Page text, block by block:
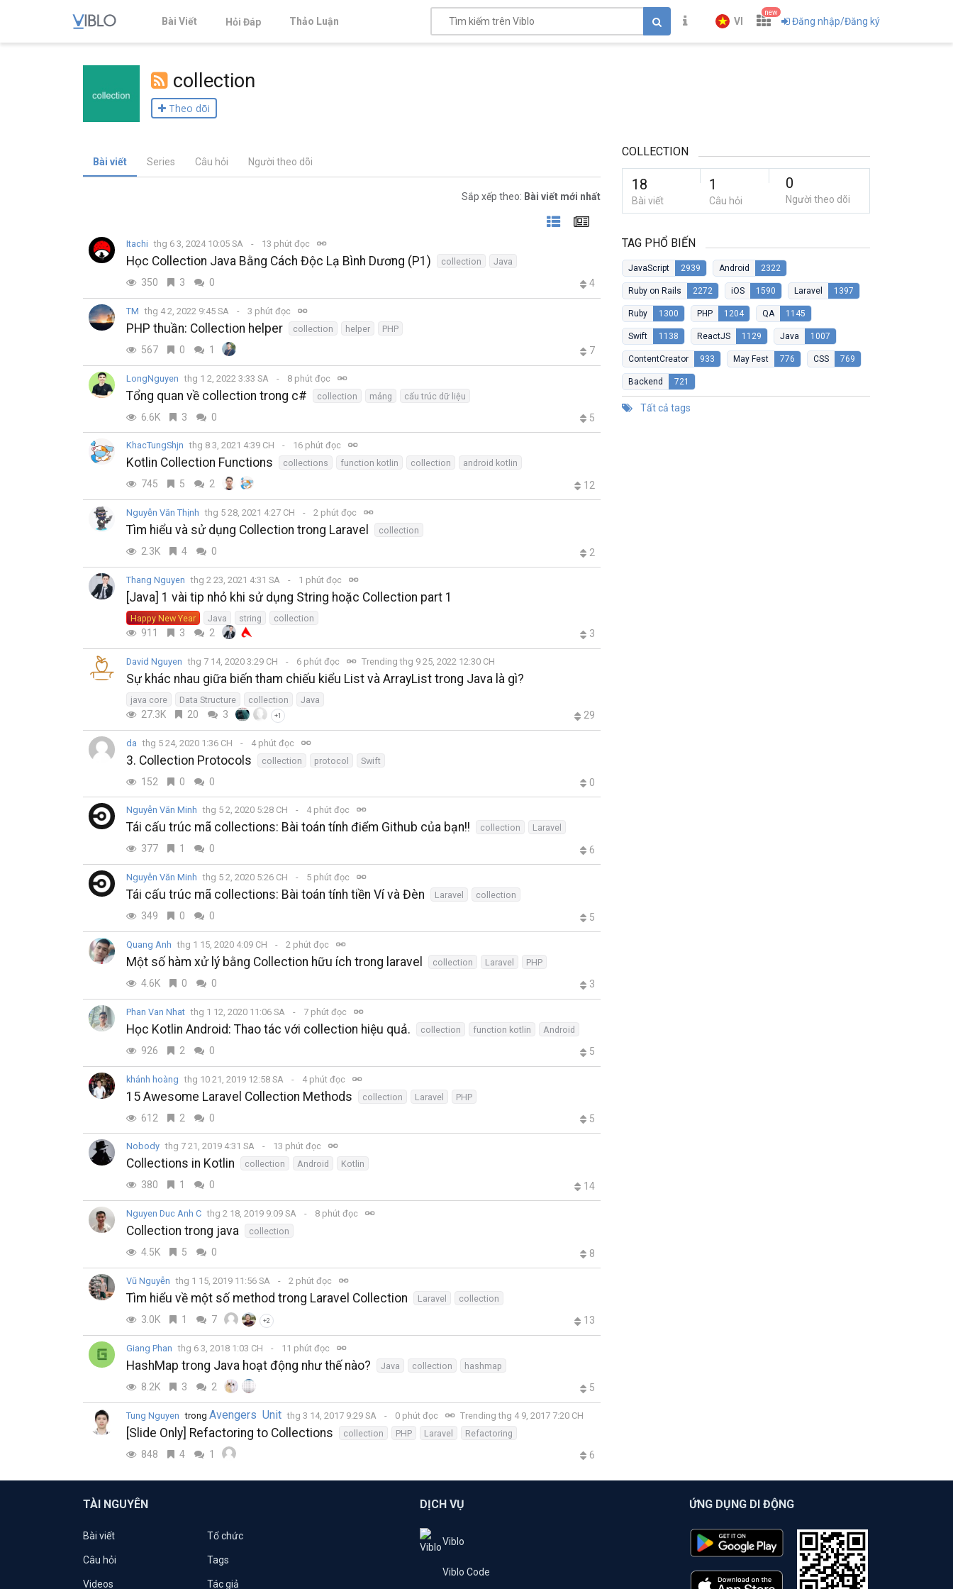
Bài Viết Hỏi Đáp Thảo Luận VI
new
Đăng nhập/Đăng ký
collection
Theo dõi
Bài viết Series Câu hỏi Người theo dõi
Sắp xếp theo: Bài viết mới nhất
Itachi thg 6 3, 2024 10:05 SA 13 phút đọc
Học Collection Java Bằng Cách Độc Lạ Bình Dương (P1) collection Java
350 3 0 4
TM thg 4 2, 2022 9:45 SA 3 phút đọc
PHP thuần: Collection helper collection helper PHP
567 0 1 7
LongNguyen thg 1 2, 2022 3:33 SA 8 phút đọc
Tổng quan về collection trong c# collection mảng cấu trúc dữ liệu
6.6K 3 0 5
KhacTungShjn thg 8 3, 2021 4:39 CH 16 phút đọc
Kotlin Collection Functions collections function kotlin collection android kotlin
745 5 2 12
Nguyễn Văn Thịnh thg 5 28, 2021 4:27 CH 2 phút đọc
Tìm hiểu và sử dụng Collection trong Laravel collection
2.3K 4 0 2
Thang Nguyen thg 2 23, 2021 4:31 SA 1 phút đọc
[Java] 1 vài tip nhỏ khi sử dụng String hoặc Collection part 1
Happy New Year Java string collection
911 3 2 3
David Nguyen thg 7 14, 2020 3:29 CH 6 phút đọc Trending thg 9 25, 2022 12:30 CH
Sự khác nhau giữa biến tham chiếu kiểu List và ArrayList trong Java là gì?
java core Data Structure collection Java
27.3K 20 3 +1 29
da thg 5 24, 2020 1:36 CH 4 phút đọc
3. Collection Protocols collection protocol Swift
152 0 0 0
Nguyễn Văn Minh thg 5 2, 2020 5:28 CH 4 phút đọc
Tái cấu trúc mã collections: Bài toán tính điểm Github của bạn!! collection Laravel
377 1 0 6
Nguyễn Văn Minh thg 5 2, 2020 5:26 CH 5 phút đọc
Tái cấu trúc mã collections: Bài toán tính tiền Ví và Đèn Laravel collection
349 0 0 5
Quang Anh thg 1 15, 2020 4:09 CH 2 phút đọc
Một số hàm xử lý bằng Collection hữu ích trong laravel collection Laravel PHP
4.6K 0 0 3
Phan Van Nhat thg 1 12, 2020 11:06 SA 7 phút đọc
Học Kotlin Android: Thao tác với collection hiệu quả. collection function kotlin Android
926 2 0 5
khánh hoàng thg 10 21, 2019 12:58 SA 4 phút đọc
15 Awesome Laravel Collection Methods collection Laravel PHP
612 2 0 5
Nobody thg 7 21, 2019 4:31 SA 13 phút đọc
Collections in Kotlin collection Android Kotlin
380 1 0 14
Nguyen Duc Anh C thg 2 18, 2019 9:09 SA 8 phút đọc
Collection trong java collection
4.5K 5 0 8
Vũ Nguyễn thg 1 15, 2019 11:56 SA 2 phút đọc
Tìm hiểu về một số method trong Laravel Collection Laravel collection
3.0K 1 7 +2 13
Giang Phan thg 6 3, 2018 1:03 CH 11 phút đọc
HashMap trong Java hoạt động như thế nào? Java collection hashmap
8.2K 3 2 5
Tung Nguyen trong Avengers Unit thg 3 14, 2017 9:29 SA 0 phút đọc Trending thg 4 9, 2017 7:20 CH
[Slide Only] Refactoring to Collections collection PHP Laravel Refactoring
848 4 1 6
COLLECTION
18
Bài viết
1
Câu hỏi
0
Người theo dõi
TAG PHỔ BIẾN
JavaScript 2939 Android 2322
Ruby on Rails 2272 iOS 1590 Laravel 1397
Ruby 1300 PHP 1204 QA 1145
Swift 1138 ReactJS 1129 Java 1007
ContentCreator 933 May Fest 776 CSS 769
Backend 721
Tất cả tags
TÀI NGUYÊN
Bài viết Tổ chức
Câu hỏi Tags
Videos Tác giả
DỊCH VỤ
Viblo
Viblo Code
ỨNG DỤNG DI ĐỘNG